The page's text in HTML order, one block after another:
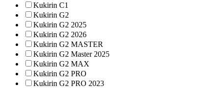
Kukirin C1
Kukirin G2
Kukirin G2 2025
Kukirin G2 2026
Kukirin G2 MASTER
Kukirin G2 Master 2025
Kukirin G2 MAX
Kukirin G2 PRO
Kukirin G2 PRO 2023